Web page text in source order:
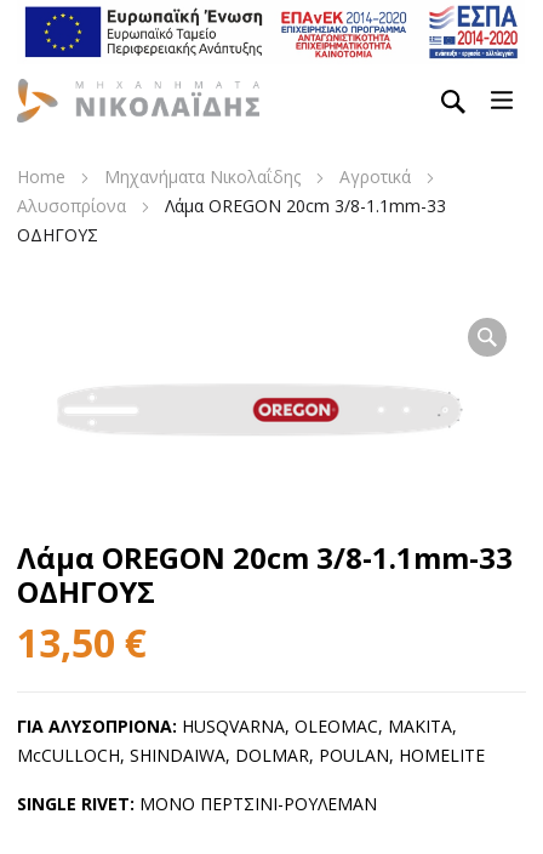
Home Μηχανήματα Νικολαΐδης
Αγροτικά
Αλυσοπρίονα
Λάμα OREGON 20cm 3/8-1.1mm-33
ΟΔΗΓΟΥΣ
Λάμα OREGON 20cm 3/8-1.1mm-33
ΟΔΗΓΟΥΣ
13,50 €
ΓΙΑ ΑΛΥΣΟΠΡΙΟΝΑ: HUSQVARNA, OLEOMAC, MAKITA,
McCULLOCH, SHINDAIWA, DOLMAR, POULAN, HOMELITE
SINGLE RIVET: ΜΟΝΟ ΠΕΡΤΣΙΝΙ-ΡΟΥΛΕΜΑΝ